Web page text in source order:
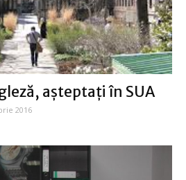
aşteptaţi în SUA
2016